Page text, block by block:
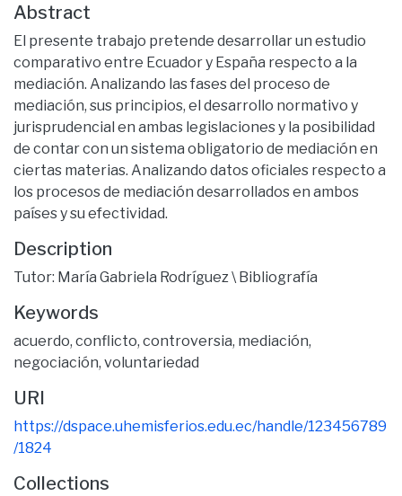
Abstract
El presente trabajo pretende desarrollar un estudio
comparativo entre Ecuador y España respecto a la
mediación. Analizando las fases del proceso de
mediación, sus principios, el desarrollo normativo y
jurisprudencial en ambas legislaciones y la posibilidad
de contar con un sistema obligatorio de mediación en
ciertas materias. Analizando datos oficiales respecto a
los procesos de mediación desarrollados en ambos
países y su efectividad.
Description
Tutor: María Gabriela Rodríguez \ Bibliografía
Keywords
acuerdo, conflicto, controversia, mediación,
negociación, voluntariedad
URI
https://dspace.uhemisferios.edu.ec/handle/123456789
/1824
Collections